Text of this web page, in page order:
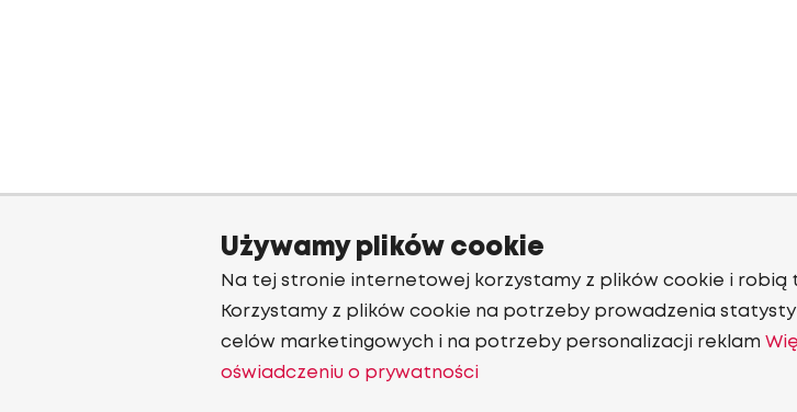
Używamy plików cookie
Na tej stronie internetowej korzystamy z plików cookie i
Korzystamy z plików cookie na potrzeby prowadzenia
celów marketingowych i na potrzeby personalizacji reklam
oświadczeniu o prywatności